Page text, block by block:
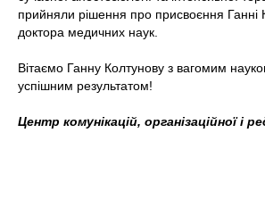
прийняли рішення про присвоєння Ганні
доктора медичних наук.
Вітаємо Ганну Колтунову з вагомим
успішним результатом!
Центр комунікацій, організаційної і